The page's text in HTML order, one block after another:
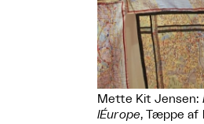
Mette Kit Jensen:
lÉurope, Tæppe af